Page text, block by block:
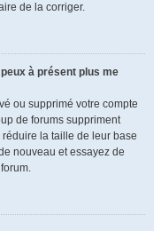
de la corriger.
à présent plus me
ou supprimé votre compte
de forums suppriment
la taille de leur base
nouveau et essayez de